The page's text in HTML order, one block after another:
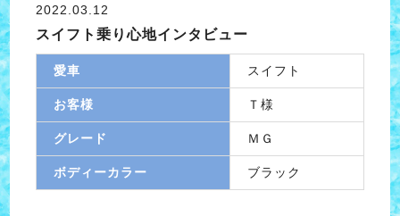
2022.03.12
スイフト乗り心地インタビュー
愛車 スイフト
お客様 Ｔ様
グレード ＭＧ
ボディーカラー ブラック